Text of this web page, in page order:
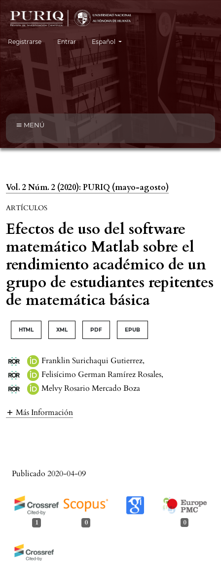
Registrarse Entrar Cambiar el idioma. El idioma actual es:
Español
MENÚ
Vol. 2 Núm. 2 (2020): PURIQ (mayo-agosto)
ARTÍCULOS
Efectos de uso del software
matemático Matlab sobre el
rendimiento académico de un
grupo de estudiantes repitentes
de matemática básica
HTML XML PDF EPUB
Franklin Surichaqui Gutierrez,
Felisícimo German Ramírez Rosales,
Melvy Rosario Mercado Boza
Más Información
Publicado 2020-04-09
1 0 0